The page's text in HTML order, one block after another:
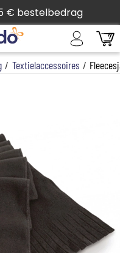
€ bestelbedrag
/ Textielaccessoires /